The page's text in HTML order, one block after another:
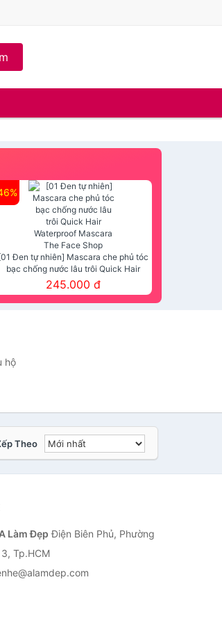
Đen tự nhiên] Mascara che phủ tóc
bạc chống nước lâu trôi Quick Hair
Waterproof Mascara The Face Shop
245.000 đ
hộ
Theo
A Làm Đẹp Điện Biên Phủ, Phường
Tp.HCM